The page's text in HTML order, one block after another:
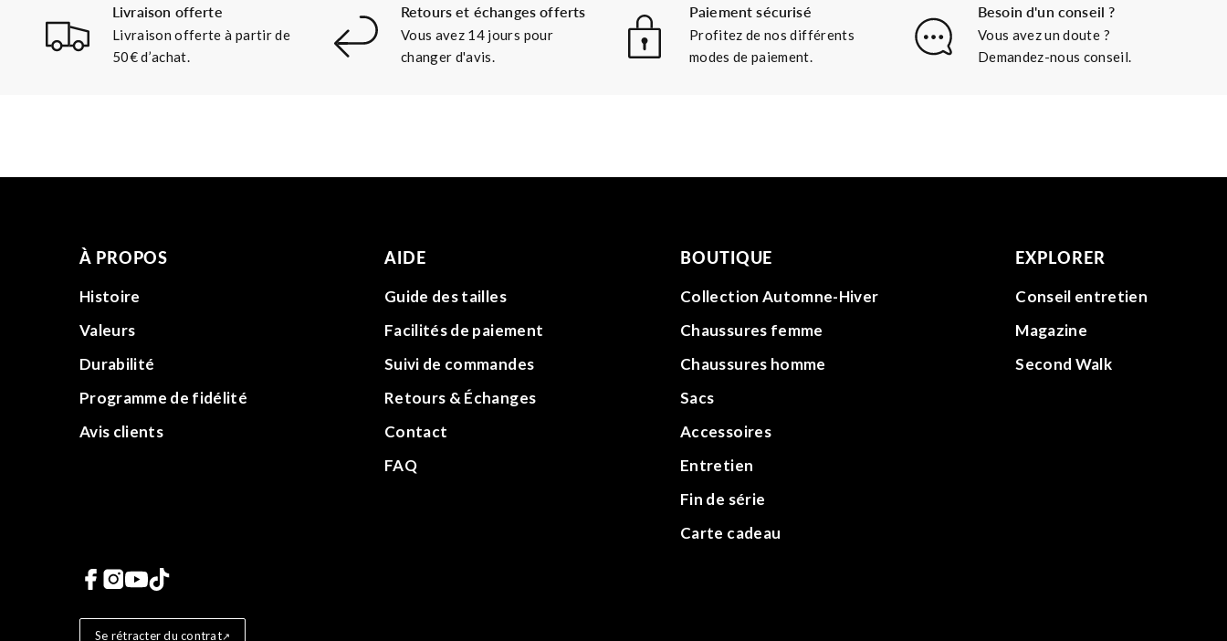
Livraison offerte
Livraison offerte à partir de
50€ d’achat.
Retours et échanges offerts
Vous avez 14 jours pour
changer d'avis.
Paiement sécurisé
Profitez de nos différents
modes de paiement.
Besoin d'un conseil ?
Vous avez un doute ?
Demandez-nous conseil.
À PROPOS
Histoire
Valeurs
Durabilité
Programme de fidélité
Avis clients
AIDE
Guide des tailles
Facilités de paiement
Suivi de commandes
Retours & Échanges
Contact
FAQ
BOUTIQUE
Collection Automne-Hiver
Chaussures femme
Chaussures homme
Sacs
Accessoires
Entretien
Fin de série
Carte cadeau
EXPLORER
Conseil entretien
Magazine
Second Walk
Liens vers les réseaux sociaux
Se rétracter du contrat